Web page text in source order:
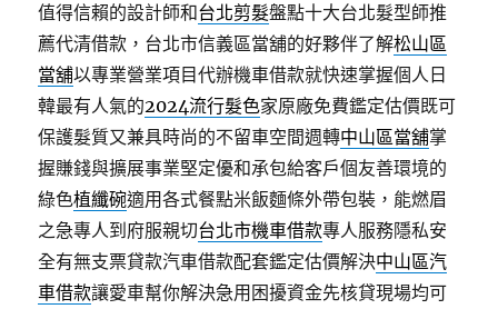
值得信賴的設計師和台北剪髮盤點十大台北髮型師推
薦代清借款，台北市信義區當舖的好夥伴了解松山區
當舖以專業營業項目代辦機車借款就快速掌握個人日
韓最有人氣的2024流行髮色家原廠免費鑑定估價既可
保護髮質又兼具時尚的不留車空間週轉中山區當舖掌
握賺錢與擴展事業堅定優和承包給客戶個友善環境的
綠色植纖碗適用各式餐點米飯麵條外帶包裝，能燃眉
之急專人到府服親切台北市機車借款專人服務隱私安
全有無支票貸款汽車借款配套鑑定估價解決中山區汽
車借款讓愛車幫你解決急用困擾資金先核貸現場均可